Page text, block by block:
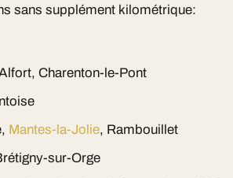
sans supplément kilométrique:
Charenton-le-Pont
Mantes-la-Jolie, Rambouillet
sur-Orge